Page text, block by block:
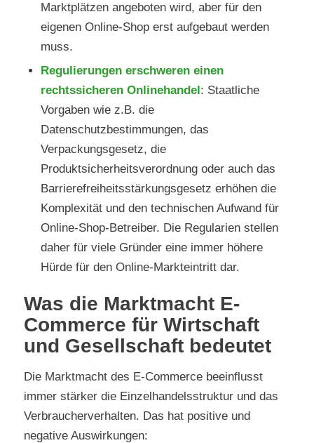
Marktplätzen angeboten wird, aber für den
eigenen Online-Shop erst aufgebaut werden
muss.
Regulierungen erschweren einen
rechtssicheren Onlinehandel : Staatliche
Vorgaben wie z.B. die
Datenschutzbestimmungen, das
Verpackungsgesetz, die
Produktsicherheitsverordnung oder auch das
Barrierefreiheitsstärkungsgesetz erhöhen die
Komplexität und den technischen Aufwand für
Online-Shop-Betreiber. Die Regularien stellen
daher für viele Gründer eine immer höhere
Hürde für den Online-Markteintritt dar.
Was die Marktmacht E-
Commerce für Wirtschaft
und Gesellschaft bedeutet
Die Marktmacht des E-Commerce beeinflusst
immer stärker die Einzelhandelsstruktur und das
Verbraucherverhalten. Das hat positive und
negative Auswirkungen: